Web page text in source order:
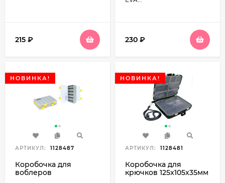
215 ₽ 230 ₽
НОВИНКА!
АРТИКУЛ: 1128487
Коробочка для
воблеров
НОВИНКА!
АРТИКУЛ: 1128481
Коробочка для
крючков 125x105x35мм